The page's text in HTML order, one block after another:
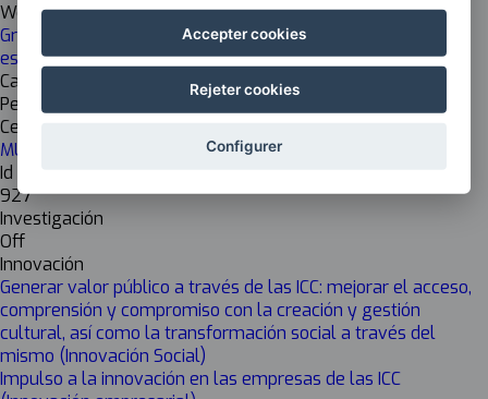
Web del centro
Grado en Liderazgo, Emprendimiento e Innovación,
especializado en arte e indust…
Cargo del responsable
Personal docente e investigador
Centro de investigación
MU Empresariales
Id Inkesta
927
Investigación
Off
Innovación
Generar valor público a través de las ICC: mejorar el acceso,
comprensión y compromiso con la creación y gestión
cultural, así como la transformación social a través del
mismo (Innovación Social)
Impulso a la innovación en las empresas de las ICC
Accepter cookies
Rejeter cookies
Configurer